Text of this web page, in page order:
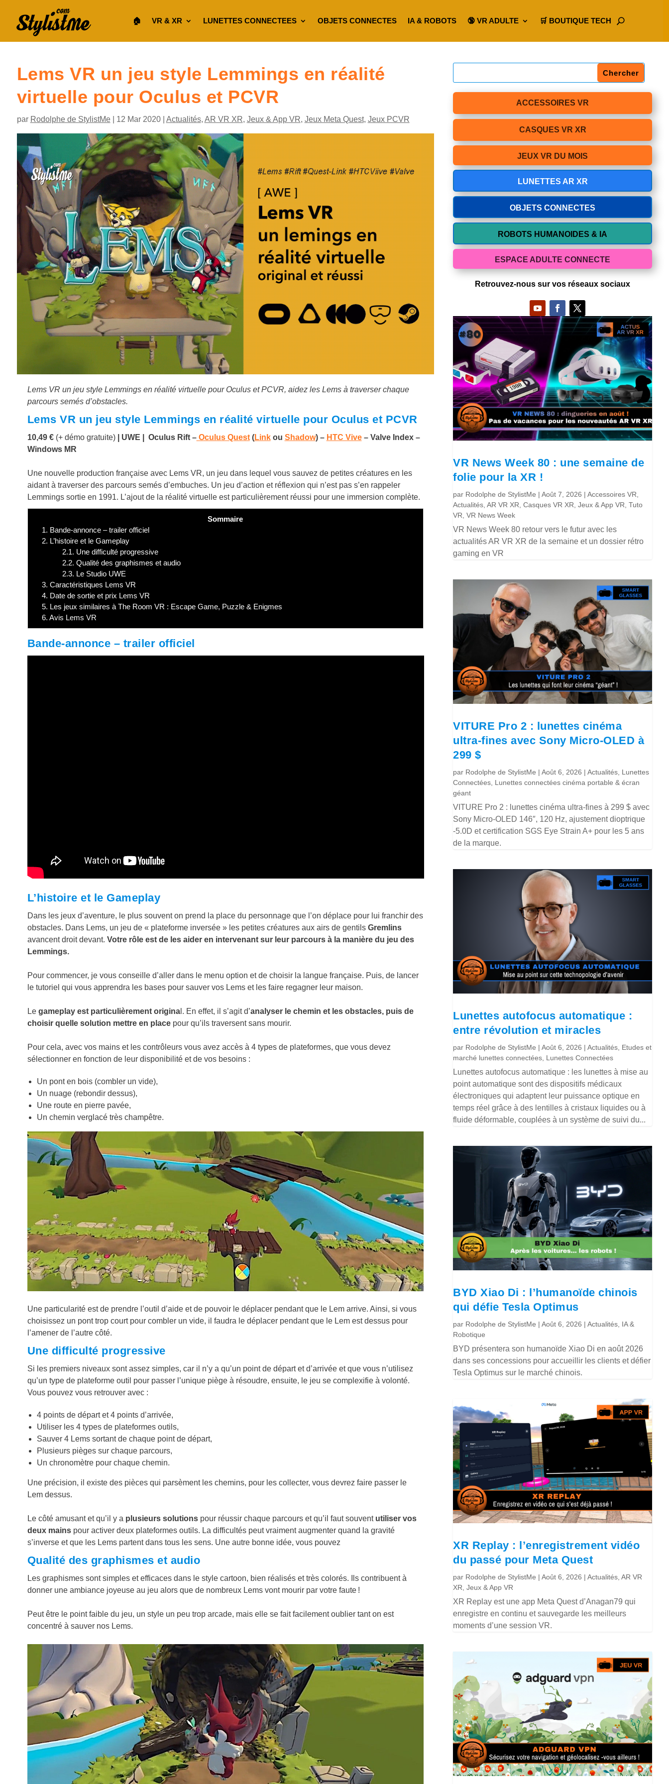
🏠︎ VR & XR LUNETTES CONNECTEES OBJETS CONNECTES IA & ROBOTS 🔞 VR ADULTE 🛒 BOUTIQUE TECH
Lems VR un jeu style Lemmings en réalité
virtuelle pour Oculus et PCVR
par Rodolphe de StylistMe| 12 Mar 2020| Actualités, AR VR XR, Jeux & App VR, Jeux Meta Quest, Jeux PCVR
Lems VR un jeu style Lemmings en réalité virtuelle pour Oculus et PCVR, aidez les Lems à traverser chaque
parcours semés d’obstacles.
Lems VR un jeu style Lemmings en réalité virtuelle pour Oculus et PCVR​
10,49 €(+ démo gratuite)| UWE | Oculus Rift –Oculus Quest(Linkou Shadow) – HTC Vive– Valve Index –
Windows MR
Une nouvelle production française avec Lems VR, un jeu dans lequel vous sauvez de petites créatures en les
aidant à traverser des parcours semés d’embuches. Un jeu d’action et réflexion qui n’est pas s’en rappeler
Lemmings sortie en 1991. L’ajout de la réalité virtuelle est particulièrement réussi pour une immersion complète.
Sommaire
1. Bande-annonce – trailer officiel
2. L’histoire et le Gameplay
2.1. Une difficulté progressive
2.2. Qualité des graphismes et audio
2.3. Le Studio UWE
3. Caractéristiques Lems VR
4. Date de sortie et prix Lems VR
5. Les jeux similaires à The Room VR : Escape Game, Puzzle & Enigmes
6. Avis Lems VR
Bande-annonce – trailer officiel
L’histoire et le Gameplay
Dans les jeux d’aventure, le plus souvent on prend la place du personnage que l’on déplace pour lui franchir des
obstacles. Dans Lems, un jeu de « plateforme inversée » les petites créatures aux airs de gentils Gremlins
avancent droit devant. Votre rôle est de les aider en intervenant sur leur parcours à la manière du jeu des
Lemmings.
Pour commencer, je vous conseille d’aller dans le menu option et de choisir la langue française. Puis, de lancer
le tutoriel qui vous apprendra les bases pour sauver vos Lems et les faire regagner leur maison.
Le gameplay est particulièrement original. En effet, il s’agit d’analyser le chemin et les obstacles, puis de
choisir quelle solution mettre en placepour qu’ils traversent sans mourir.
Pour cela, avec vos mains et les contrôleurs vous avez accès à 4 types de plateformes, que vous devez
sélectionner en fonction de leur disponibilité et de vos besoins :
Un pont en bois (combler un vide),
Un nuage (rebondir dessus),
Une route en pierre pavée,
Un chemin verglacé très champêtre.
Une particularité est de prendre l’outil d’aide et de pouvoir le déplacer pendant que le Lem arrive. Ainsi, si vous
choisissez un pont trop court pour combler un vide, il faudra le déplacer pendant que le Lem est dessus pour
l’amener de l’autre côté.
Une difficulté progressive
Si les premiers niveaux sont assez simples, car il n’y a qu’un point de départ et d’arrivée et que vous n’utilisez
qu’un type de plateforme outil pour passer l’unique piège à résoudre, ensuite, le jeu se complexifie à volonté.
Vous pouvez vous retrouver avec :
4 points de départ et 4 points d’arrivée,
Utiliser les 4 types de plateformes outils,
Sauver 4 Lems sortant de chaque point de départ,
Plusieurs pièges sur chaque parcours,
Un chronomètre pour chaque chemin.
Une précision, il existe des pièces qui parsèment les chemins, pour les collecter, vous devrez faire passer le
Lem dessus.
Le côté amusant et qu’il y a plusieurs solutionspour réussir chaque parcours et qu’il faut souvent utiliser vos
deux mainspour activer deux plateformes outils. La difficultés peut vraiment augmenter quand la gravité
s’inverse et que les Lems partent dans tous les sens. Une autre bonne idée, vous pouvez
Qualité des graphismes et audio
Les graphismes sont simples et efficaces dans le style cartoon, bien réalisés et très colorés. Ils contribuent à
donner une ambiance joyeuse au jeu alors que de nombreux Lems vont mourir par votre faute !
Peut être le point faible du jeu, un style un peu trop arcade, mais elle se fait facilement oublier tant on est
concentré à sauver nos Lems.
ACCESSOIRES VR
CASQUES VR XR
JEUX VR DU MOIS
LUNETTES AR XR
OBJETS CONNECTES
ROBOTS HUMANOIDES & IA
ESPACE ADULTE CONNECTE
Retrouvez-nous sur vos réseaux sociaux
VR News Week 80 : une semaine de
folie pour la XR !
par Rodolphe de StylistMe |Août 7, 2026 |Accessoires VR
Actualités ,AR VR XR ,Casques VR XR ,Jeux & App VR ,Tuto
VR ,VR News Week
VR News Week 80 retour vers le futur avec les
actualités AR VR XR de la semaine et un dossier rétro
gaming en VR
VITURE Pro 2 : lunettes cinéma
ultra-fines avec Sony Micro-OLED à
299 $
par Rodolphe de StylistMe |Août 6, 2026 |Actualités Lunettes
Connectées Lunettes connectées cinéma portable & écran
géant
VITURE Pro 2 : lunettes cinéma ultra-fines à 299 $ avec
Sony Micro-OLED 146″, 120 Hz, ajustement dioptrique
-5.0D et certification SGS Eye Strain A+ pour les 5 ans
de la marque.
Lunettes autofocus automatique :
entre révolution et miracles
par Rodolphe de StylistMe |Août 6, 2026 |Actualités Etudes et
marché lunettes connectées Lunettes Connectées
Lunettes autofocus automatique : les lunettes à mise au
point automatique sont des dispositifs médicaux
électroniques qui adaptent leur puissance optique en
temps réel grâce à des lentilles à cristaux liquides ou à
fluide déformable, couplées à un système de suivi du...
BYD Xiao Di : l’humanoïde chinois
qui défie Tesla Optimus
par Rodolphe de StylistMe |Août 6, 2026 |Actualités IA &
Robotique
BYD présentera son humanoïde Xiao Di en août 2026
dans ses concessions pour accueillir les clients et défier
Tesla Optimus sur le marché chinois.
XR Replay : l’enregistrement vidéo
du passé pour Meta Quest
par Rodolphe de StylistMe |Août 6, 2026 |Actualités ,AR VR
XR ,Jeux & App VR
XR Replay est une app Meta Quest d’Anagan79 qui
enregistre en continu et sauvegarde les meilleurs
moments d’une session VR.